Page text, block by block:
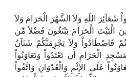
شَعَآئِرَ اللّهِ وَلاَ الشَّهْرَ الْحَرَامَ وَلاَ
الْبَيْتَ الْحَرَامَ يَبْتَغُونَ فَضْلاً مِّن
فَاصْطَادُواْ وَلاَ يَجْرِمَنَّكُمْ شَنَآنُ
الْحَرَامِ أَن تَعْتَدُواْ وَتَعَاوَنُواْ
عَلَى الإِثْمِ وَالْعُدْوَانِ وَاتَّقُواْ